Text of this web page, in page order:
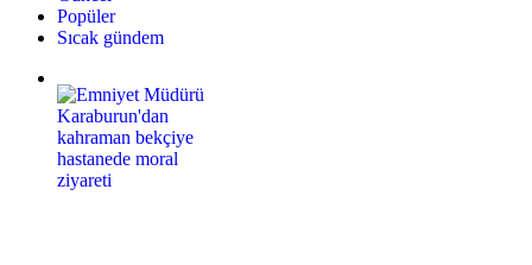
Popüler
Sıcak gündem